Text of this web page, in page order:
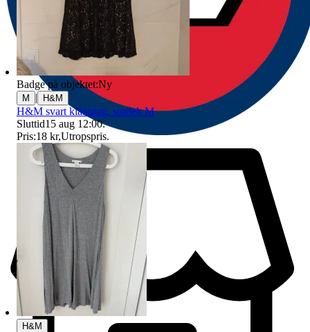
Badge på objektet:Ny
M | H&M
H&M svart klänning, storlek M
Sluttid15 aug 12:00.
Pris:18 kr,Utropspris.
H&M